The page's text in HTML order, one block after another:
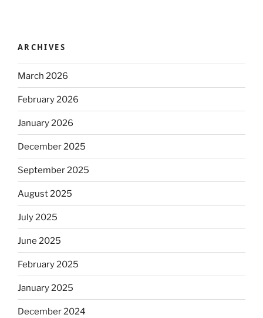
ARCHIVES
March 2026
February 2026
January 2026
December 2025
September 2025
August 2025
July 2025
June 2025
February 2025
January 2025
December 2024